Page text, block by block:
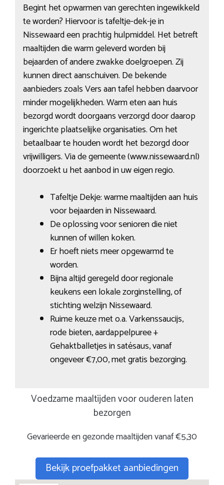
Begint het opwarmen van gerechten ingewikkeld
te worden? Hiervoor is tafeltje-dek-je in
Nissewaard een prachtig hulpmiddel. Het betreft
maaltijden die warm geleverd worden bij
bejaarden of andere zwakke doelgroepen. Zij
kunnen direct aanschuiven. De bekende
aanbieders zoals Vers aan tafel hebben daarvoor
minder mogelijkheden. Warm eten aan huis
bezorgd wordt doorgaans verzorgd door daarop
ingerichte plaatselijke organisaties. Om het
betaalbaar te houden wordt het bezorgd door
vrijwilligers. Via de gemeente (www.nissewaard.nl)
doorzoekt u het aanbod in uw eigen regio.
Tafeltje Dekje: warme maaltijden aan huis
voor bejaarden in Nissewaard.
De oplossing voor senioren die niet
kunnen of willen koken.
Er hoeft niets meer opgewarmd te
worden.
Bijna altijd geregeld door regionale
keukens een lokale zorginstelling, of
stichting welzijn Nissewaard.
Ruime keuze met o.a. Varkenssaucijs,
rode bieten, aardappelpuree +
Gehaktballetjes in satésaus, vanaf
ongeveer €7,00, met gratis bezorging.
Voedzame maaltijden voor ouderen laten
bezorgen
Gevarieerde en gezonde maaltijden vanaf €5,30
Bekijk proefpakket aanbiedingen